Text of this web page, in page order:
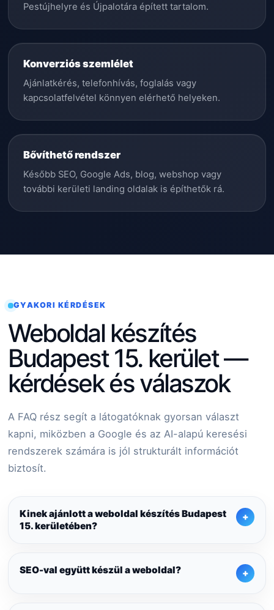
Pestújhelyre és Újpalotára épített tartalom.
Konverziós szemlélet
Ajánlatkérés, telefonhívás, foglalás vagy
kapcsolatfelvétel könnyen elérhető helyeken.
Bővíthető rendszer
Később SEO, Google Ads, blog, webshop vagy
további kerületi landing oldalak is építhetők rá.
GYAKORI KÉRDÉSEK
Weboldal készítés
Budapest 15. kerület —
kérdések és válaszok
A FAQ rész segít a látogatóknak gyorsan választ
kapni, miközben a Google és az AI-alapú keresési
rendszerek számára is jól strukturált információt
biztosít.
Kinek ajánlott a weboldal készítés Budapest
15. kerületében?
SEO-val együtt készül a weboldal?